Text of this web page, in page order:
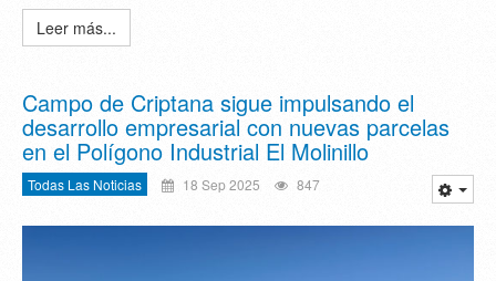
Leer más...
Campo de Criptana sigue impulsando el
desarrollo empresarial con nuevas parcelas
en el Polígono Industrial El Molinillo
Todas Las Noticias 18 Sep 2025 847